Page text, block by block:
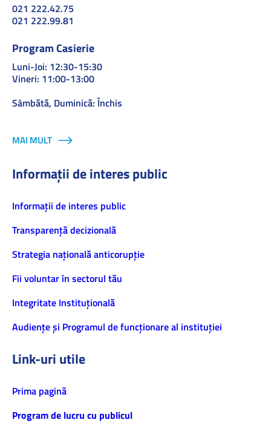
021 222.42.75
021 222.99.81
Program Casierie
Luni-Joi: 12:30-15:30
Vineri: 11:00-13:00
Sâmbătă, Duminică: Închis
MAI MULT
Informații de interes public
Informaţii de interes public
Transparență decizională
Strategia națională anticorupție
Fii voluntar în sectorul tău
Integritate Instituțională
Audiențe și Programul de funcționare al instituției
Link-uri utile
Prima pagină
Program de lucru cu publicul